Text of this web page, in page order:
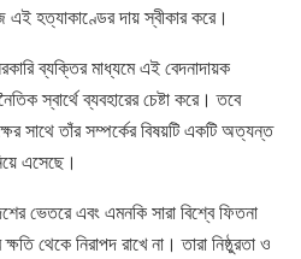
হত্যাকাণ্ডের দায় স্বীকার করে।
ব্যক্তির মাধ্যমে এই বেদনাদায়ক
স্বার্থে ব্যবহারের চেষ্টা করে। তবে
সাথে তাঁর সম্পর্কের বিষয়টি একটি অত্যন্ত
এসেছে।
ভেতরে এবং এমনকি সারা বিশ্বে ফিতনা
থেকে নিরাপদ রাখে না। তারা নিষ্ঠুরতা ও